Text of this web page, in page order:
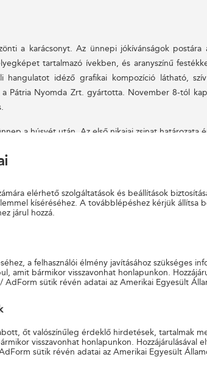
a karácsonyt. Az ünnepi jókívánságok postára
tartalmazó ívekben, és aranyszínű
idéző grafikai kompozíció látható,
Pátria Nyomda Zrt. gyártotta. November 8-tól
a húsvét után. Az első nikaiai zsinat határozata
karácsony a kereszténység ünnepe, sok nem-
elemként – a korcsolya nyomvonalába
MERRY CHRISTMAS - FROHE WEIHNACHTEN! -
ívet az ívszélen elhelyezett képi elemek, a
alkalmazott vonalkód szintén az ünnep jegyében
december 26. között, idén is lehetőség nyílik
elérhető szolgáltatások és beállítások
kíséréséhez. A továbblépéshez kérjük állítsa
járul hozzá.
a felhasználói élmény javításához szükséges
amit bármikor visszavonhat honlapunkon.
AdForm sütik révén adatai az Amerikai Egyesült
őt valószínűleg érdeklő hirdetések, tartalmak
visszavonhat honlapunkon. Hozzájárulásával
sütik révén adatai az Amerikai Egyesült